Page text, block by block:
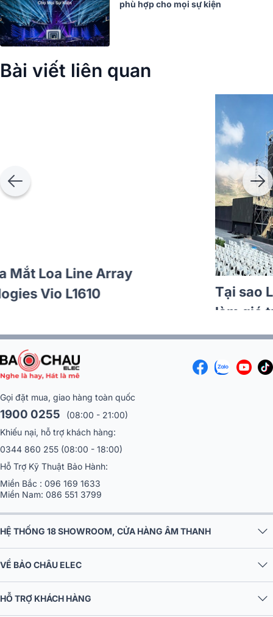
phù hợp cho mọi sự kiện
Bài viết liên quan
Thư Mời Ra Mắt Loa Line Array
Dbtechnologies Vio L1610
Gọi đặt mua, giao hàng toàn quốc
1900 0255
(08:00 - 21:00)
Khiếu nại, hỗ trợ khách hàng:
0344 860 255 (08:00 - 18:00)
Hỗ Trợ Kỹ Thuật Bảo Hành:
Miền Bắc : 096 169 1633
Miền Nam: 086 551 3799
HỆ THỐNG 18 SHOWROOM, CỬA HÀNG ÂM THANH
VỀ BẢO CHÂU ELEC
HỖ TRỢ KHÁCH HÀNG